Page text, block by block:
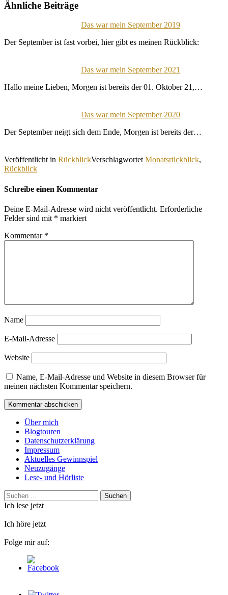
Ähnliche Beiträge
Das war mein September 2019
Der September ist fast vorbei, hier gibt es meinen Rückblick:
Das war mein September 2021
Hallo meine Lieben, Morgen ist bereits der 01. Oktober 21,…
Das war mein September 2020
Der September neigt sich dem Ende, Morgen ist bereits der…
Veröffentlicht in RückblickVerschlagwortet Monatsrückblick,
Rückblick
Schreibe einen Kommentar
Deine E-Mail-Adresse wird nicht veröffentlicht. Erforderliche
Felder sind mit * markiert
Kommentar *
Name
E-Mail-Adresse
Website
Name, E-Mail-Adresse und Website in diesem Browser für
meinen nächsten Kommentar speichern.
Über mich
Blogtouren
Datenschutzerklärung
Impressum
Aktuelles Gewinnspiel
Neuzugänge
Lese- und Hörliste
Suchen
nach:
Ich lese jetzt
Ich höre jetzt
Folge mir auf: